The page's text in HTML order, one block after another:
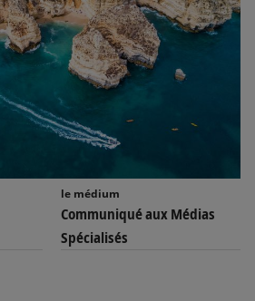
le médium
Communiqué aux Médias
Spécialisés